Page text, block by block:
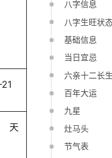
天
八字信息
八字生旺状
基础信息
当日宜忌
六亲十二长
百年大运
九星
灶马头
节气表